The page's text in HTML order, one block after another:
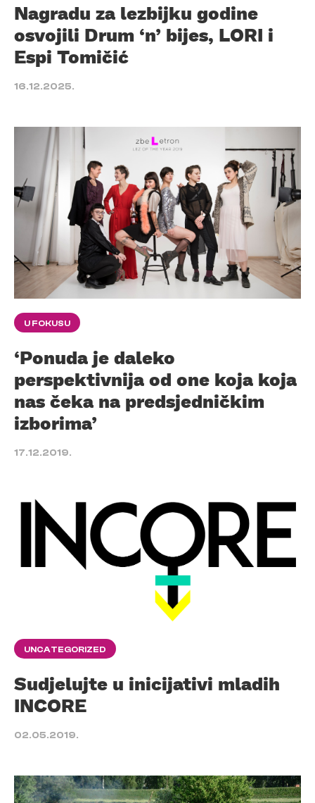
Nagradu za lezbijku godine
osvojili Drum ‘n’ bijes, LORI i
Espi Tomičić
16.12.2025.
U FOKUSU
‘Ponuda je daleko
perspektivnija od one koja koja
nas čeka na predsjedničkim
izborima’
17.12.2019.
UNCATEGORIZED
Sudjelujte u inicijativi mladih
INCORE
02.05.2019.